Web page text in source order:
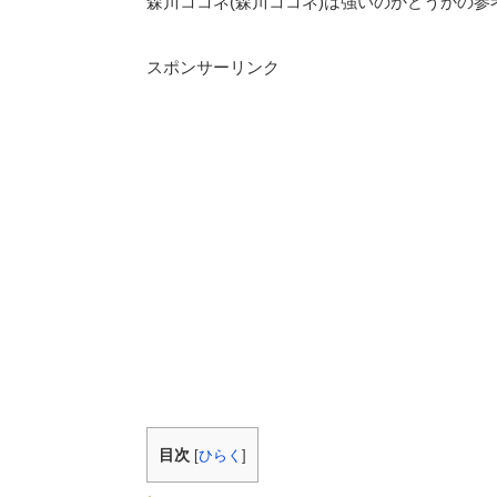
スポンサーリンク
目次 [ひらく ]